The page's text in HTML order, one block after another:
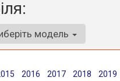
2016 2017 2018
2019
модель